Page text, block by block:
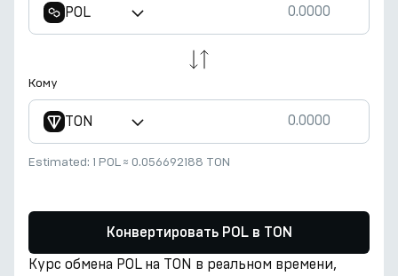
POL
Кому
TON
Estimated: 1 POL≈ 0.056692188 TON
Конвертировать POL в TON
Курс обмена POL на TON в реальном времени,